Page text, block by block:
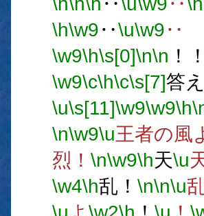
\h\w9‥\u\w9‥
\w9\h\s[0]\n\n ！
\w9\c\h\c\s[7]答
\u\s[11]\w9\w9\h
\n\w9\u王者の風
烈！ \n\w9\h天\u
\w4\h乱！ \n\n\u